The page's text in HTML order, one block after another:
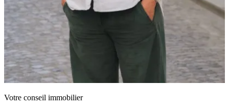
Votre conseil immobilier